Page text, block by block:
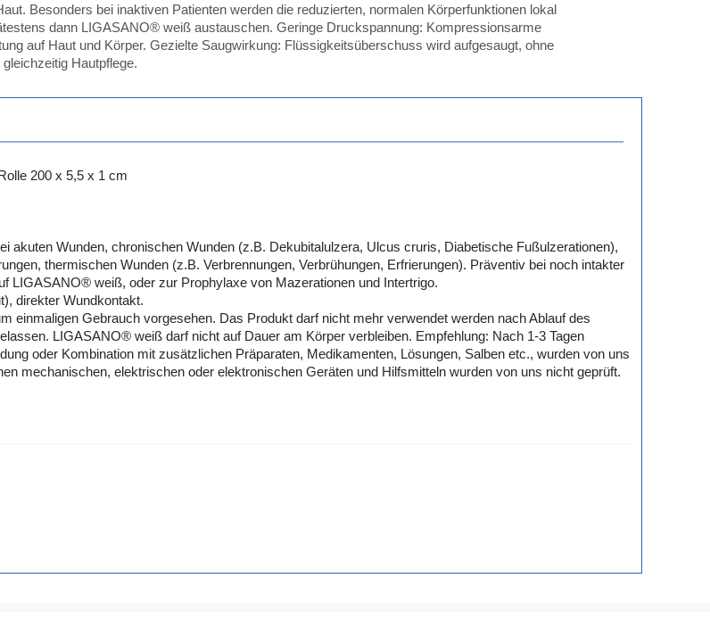
Besonders bei inaktiven Patienten werden die reduzierten, normalen Körperfunktionen lokal
dann LIGASANO® weiß austauschen. Geringe Druckspannung: Kompressionsarme
auf Haut und Körper. Gezielte Saugwirkung: Flüssigkeitsüberschuss wird aufgesaugt, ohne
Hautpflege.
200 x 5,5 x 1 cm
akuten Wunden, chronischen Wunden (z.B. Dekubitalulzera, Ulcus cruris, Diabetische Fußulzerationen),
thermischen Wunden (z.B. Verbrennungen, Verbrühungen, Erfrierungen). Präventiv bei noch intakter
LIGASANO® weiß, oder zur Prophylaxe von Mazerationen und Intertrigo.
direkter Wundkontakt.
einmaligen Gebrauch vorgesehen. Das Produkt darf nicht mehr verwendet werden nach Ablauf des
LIGASANO® weiß darf nicht auf Dauer am Körper verbleiben. Empfehlung: Nach 1-3 Tagen
oder Kombination mit zusätzlichen Präparaten, Medikamenten, Lösungen, Salben etc., wurden von uns
mechanischen, elektrischen oder elektronischen Geräten und Hilfsmitteln wurden von uns nicht geprüft.